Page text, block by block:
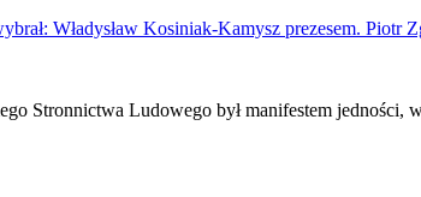
Władysław Kosiniak-Kamysz prezesem. Piotr
Stronnictwa Ludowego był manifestem